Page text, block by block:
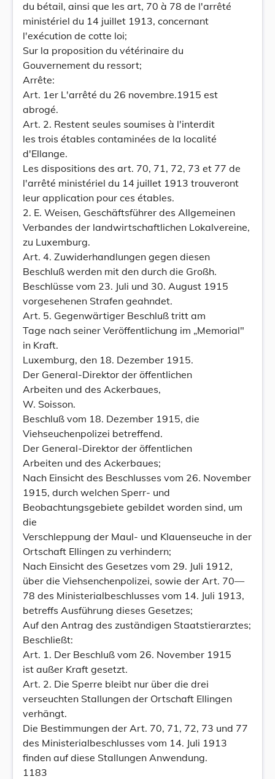
du bétail, ainsi que les art, 70 à 78 de l'arrêté
ministériel du 14 juillet 1913, concernant
l'exécution de cotte loi;
Sur la proposition du vétérinaire du
Gouvernement du ressort;
Arrête:
Art. 1er L'arrêté du 26 novembre.1915 est
abrogé.
Art. 2. Restent seules soumises à l'interdit
les trois étables contaminées de la localité
d'Ellange.
Les dispositions des art. 70, 71, 72, 73 et 77 de
l'arrêté ministériel du 14 juillet 1913 trouveront
leur application pour ces étables.
2. E. Weisen, Geschäftsführer des Allgemeinen
Verbandes der landwirtschaftlichen Lokalvereine,
zu Luxemburg.
Art. 4. Zuwiderhandlungen gegen diesen
Beschluß werden mit den durch die Großh.
Beschlüsse vom 23. Juli und 30. August 1915
vorgesehenen Strafen geahndet.
Art. 5. Gegenwärtiger Beschluß tritt am
Tage nach seiner Veröffentlichung im „Memorial"
in Kraft.
Luxemburg, den 18. Dezember 1915.
Der General-Direktor der öffentlichen
Arbeiten und des Ackerbaues,
W. Soisson.
Beschluß vom 18. Dezember 1915, die
Viehseuchenpolizei betreffend.
Der General-Direktor der öffentlichen
Arbeiten und des Ackerbaues;
Nach Einsicht des Beschlusses vom 26. November
1915, durch welchen Sperr- und
Beobachtungsgebiete gebildet worden sind, um
die
Verschleppung der Maul- und Klauenseuche in der
Ortschaft Ellingen zu verhindern;
Nach Einsicht des Gesetzes vom 29. Juli 1912,
über die Viehsenchenpolizei, sowie der Art. 70—
78 des Ministerialbeschlusses vom 14. Juli 1913,
betreffs Ausführung dieses Gesetzes;
Auf den Antrag des zuständigen Staatstierarztes;
Beschließt:
Art. 1. Der Beschluß vom 26. November 1915
ist außer Kraft gesetzt.
Art. 2. Die Sperre bleibt nur über die drei
verseuchten Stallungen der Ortschaft Ellingen
verhängt.
Die Bestimmungen der Art. 70, 71, 72, 73 und 77
des Ministerialbeschlusses vom 14. Juli 1913
finden auf diese Stallungen Anwendung.
1183